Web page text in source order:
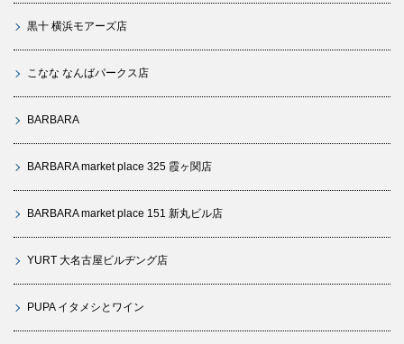
黒十 横浜モアーズ店
こなな なんばパークス店
BARBARA
BARBARA market place 325 霞ヶ関店
BARBARA market place 151 新丸ビル店
YURT 大名古屋ビルヂング店
PUPA イタメシとワイン